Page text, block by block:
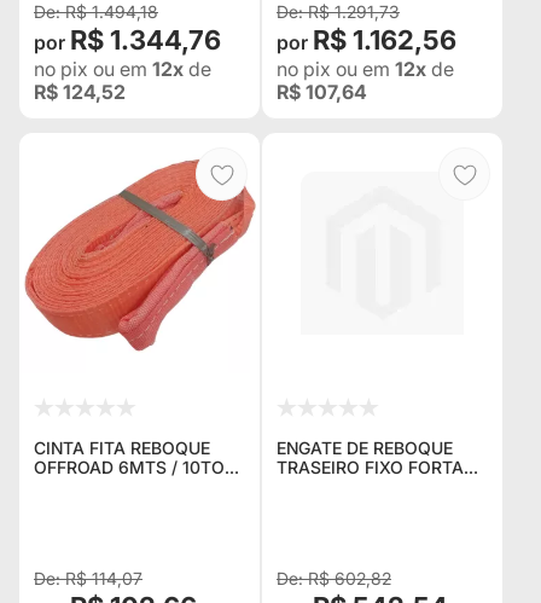
R$ 1.494,18
R$ 1.344,76
no pix ou em 12x de
R$ 124,52
R$ 1.291,73
R$ 1.162,56
no pix ou em 12x de
R$ 107,64
CINTA FITA REBOQUE
OFFROAD 6MTS / 10TON
R$ 114,07
ENGATE DE REBOQUE
TRASEIRO FIXO FORTAÇO
R$ 602,82